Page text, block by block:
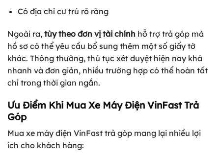
Có địa chỉ cư trú rõ ràng
Ngoài ra, tùy theo đơn vị tài chính hỗ trợ trả góp mà
hồ sơ có thể yêu cầu bổ sung thêm một số giấy tờ
khác. Thông thường, thủ tục xét duyệt hiện nay khá
nhanh và đơn giản, nhiều trường hợp có thể hoàn tất
chỉ trong thời gian ngắn.
Ưu Điểm Khi Mua Xe Máy Điện VinFast Trả
Góp
Mua xe máy điện VinFast trả góp mang lại nhiều lợi
ích cho khách hàng: